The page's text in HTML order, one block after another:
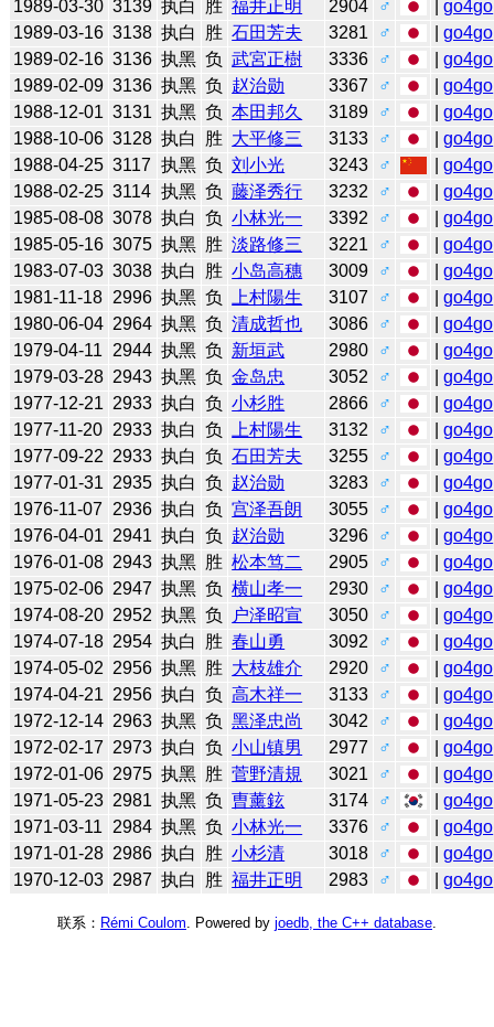
1989-03-30 3139 执白 胜 福井正明 2904 ♂ |go4go
1989-03-16 3138 执白 胜 石田芳夫 3281 ♂ |go4go
1989-02-16 3136 执黑 负 武宮正樹 3336 ♂ |go4go
1989-02-09 3136 执黑 负 赵治勋 3367 ♂ |go4go
1988-12-01 3131 执黑 负 本田邦久 3189 ♂ |go4go
1988-10-06 3128 执白 胜 大平修三 3133 ♂ |go4go
1988-04-25 3117 执黑 负 刘小光 3243 ♂ |go4go
1988-02-25 3114 执黑 负 藤泽秀行 3232 ♂ |go4go
1985-08-08 3078 执白 负 小林光一 3392 ♂ |go4go
1985-05-16 3075 执黑 胜 淡路修三 3221 ♂ |go4go
1983-07-03 3038 执白 胜 小岛高穗 3009 ♂ |go4go
1981-11-18 2996 执黑 负 上村陽生 3107 ♂ |go4go
1980-06-04 2964 执黑 负 清成哲也 3086 ♂ |go4go
1979-04-11
2944 执黑 负 新垣武 2980 ♂ |go4go
1979-03-28 2943 执黑 负 金岛忠 3052 ♂ |go4go
1977-12-21 2933 执白 负 小杉胜 2866 ♂ |go4go
1977-11-20 2933 执白 负 上村陽生 3132 ♂ |go4go
1977-09-22 2933 执白 负 石田芳夫 3255 ♂ |go4go
1977-01-31 2935 执白 负 赵治勋 3283 ♂ |go4go
1976-11-07
2936 执白 负 宫泽吾朗 3055 ♂ |go4go
1976-04-01 2941 执白 负 赵治勋 3296 ♂ |go4go
1976-01-08 2943 执黑 胜 松本笃二 2905 ♂ |go4go
1975-02-06 2947 执黑 负 横山孝一 2930 ♂ |go4go
1974-08-20 2952 执黑 负 户泽昭宣 3050 ♂ |go4go
1974-07-18 2954 执白 胜 春山勇 3092 ♂ |go4go
1974-05-02 2956 执黑 胜 大枝雄介 2920 ♂ |go4go
1974-04-21 2956 执白 负 高木祥一 3133 ♂ |go4go
1972-12-14 2963 执黑 负 黑泽忠尚 3042 ♂ |go4go
1972-02-17 2973 执白 负 小山镇男 2977 ♂ |go4go
1972-01-06 2975 执黑 胜 菅野清規 3021 ♂ |go4go
1971-05-23 2981 执黑 负 曺薰鉉 3174 ♂ |go4go
1971-03-11
2984 执黑 负 小林光一 3376 ♂ |go4go
1971-01-28 2986 执白 胜 小杉清 3018 ♂ |go4go
1970-12-03 2987 执白 胜 福井正明 2983 ♂ |go4go
联系： Rémi Coulom . Powered by joedb, the C++ database